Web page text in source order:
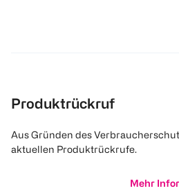
Produktrückruf
Aus Gründen des
aktuellen Produktrückrufe.
Mehr